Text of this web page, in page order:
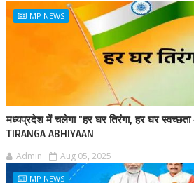
MP NEWS
मध्यप्रदेश में चलेगा "हर घर तिरंगा, हर घर स्वच्छता
TIRANGA ABHIYAAN
Admin Aug 05, 2025
MP NEWS